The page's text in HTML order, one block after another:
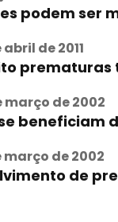
podem ser
de 2011
março de 2002
beneficiam
de 2002
de